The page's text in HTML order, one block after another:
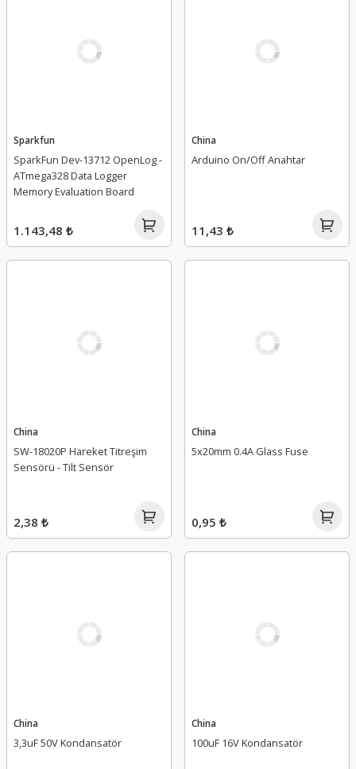
Sparkfun
SparkFun Dev-13712 OpenLog -
ATmega328 Data Logger
Memory Evaluation Board
1.143,48 ₺
China
Arduino On/Off Anahtar
11,43 ₺
China
SW-18020P Hareket Titreşim
Sensörü - Tilt Sensör
2,38 ₺
China
5x20mm 0.4A Glass Fuse
0,95 ₺
China
3,3uF 50V Kondansatör
China
100uF 16V Kondansatör